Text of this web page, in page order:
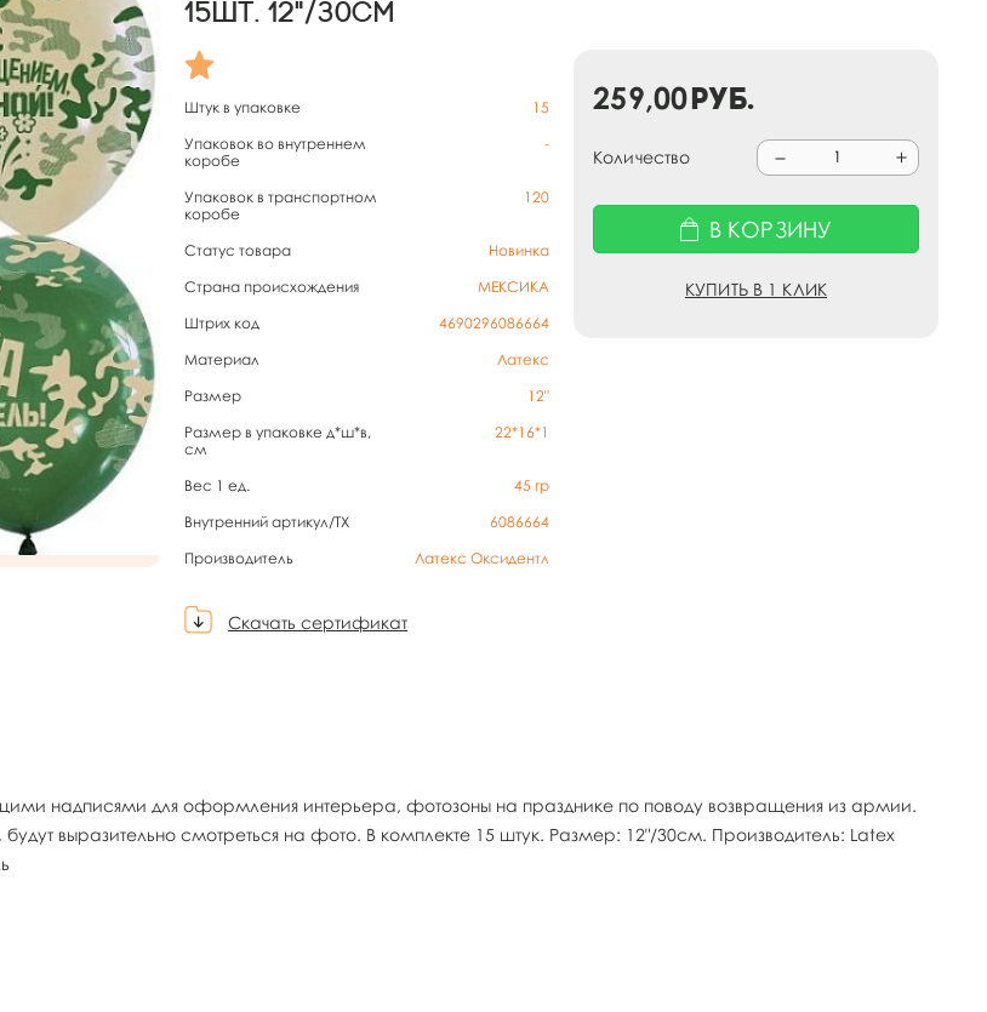
15шт. 12"/30см
Штук в упаковке
15
Упаковок во внутреннем
коробе
-
Упаковок в транспортном
коробе
120
Статус товара
Новинка
Страна происхождения
МЕКСИКА
Штрих код
4690296086664
Материал
Латекс
Размер
12"
Размер в упаковке д*ш*в,
см
22*16*1
Вес 1 ед. 45 гр
Внутренний артикул/TX
6086664
Производитель
Латекс Оксидентл
Скачать сертификат
259,00руб.
Количество
В КОРЗИНУ
КУПИТЬ В 1 КЛИК
надписями для оформления интерьера, фотозоны на празднике по поводу возвращения из армии.
выразительно смотреться на фото. В комплекте 15 штук. Размер: 12"/30см. Производитель: Latex